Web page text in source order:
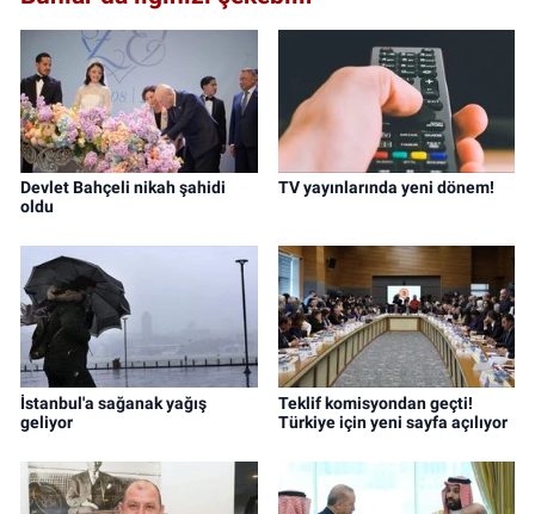
Devlet Bahçeli nikah şahidi
oldu
TV yayınlarında yeni dönem!
İstanbul'a sağanak yağış
geliyor
Teklif komisyondan geçti!
Türkiye için yeni sayfa açılıyor